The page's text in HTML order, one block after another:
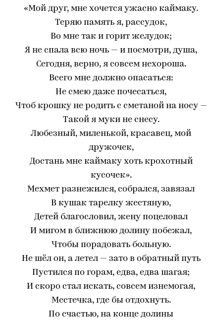
«Мой друг, мне хочется ужасно каймаку.
Теряю память я, рассудок,
Во мне так и горит желудок;
Я не спала всю ночь — и посмотри, душа,
Сегодня, верно, я совсем нехороша.
Всего мне должно опасаться:
Не смею даже почесаться,
Чтоб крошку не родить с сметаной на носу —
Такой я муки не снесу.
Любезный, миленькой, красавец, мой
дружочек,
Достань мне каймаку хоть крохотный
кусочек».
Мехмет разнежился, собрался, завязал
В кушак тарелку жестяную,
Детей благословил, жену поцеловал
И мигом в ближнюю долину побежал,
Чтобы порадовать больную.
Не шёл он, а летел — зато в обратный путь
Пустился по горам, едва, едва шагая;
И скоро стал искать, совсем изнемогая,
Местечка, где бы отдохнуть.
По счастью, на конце долины